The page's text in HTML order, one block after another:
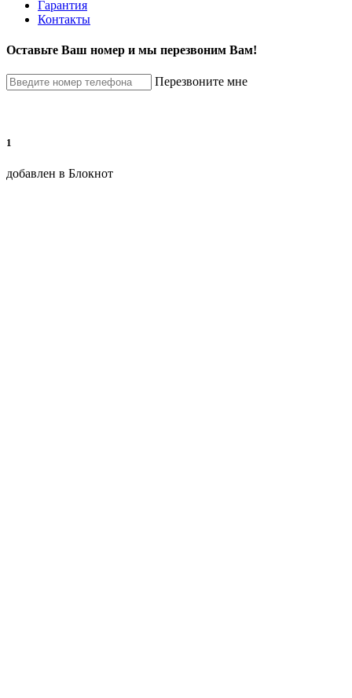
Гарантия
Контакты
Оставьте Ваш номер и мы перезвоним Вам!
Перезвоните мне
1
добавлен в Блокнот